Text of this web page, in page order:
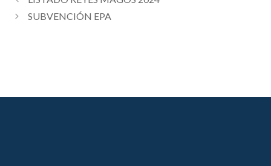
SUBVENCIÓN EPA